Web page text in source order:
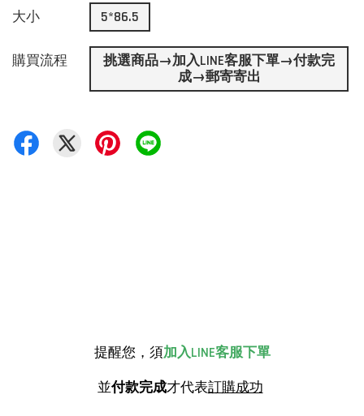
大小 5*86.5
購買流程
挑選商品→加入LINE客服下單→付款完
成→郵寄寄出
提醒您，須加入LINE客服下單
並付款完成才代表訂購成功